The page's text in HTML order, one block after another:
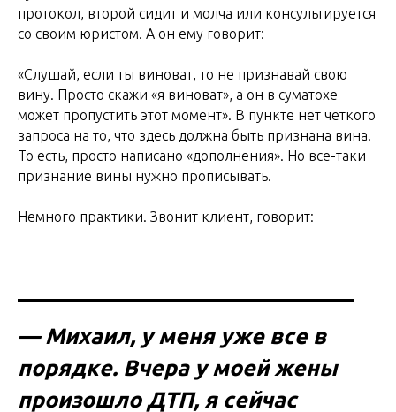
протокол, второй сидит и молча или консультируется
со своим юристом. А он ему говорит:
«Слушай, если ты виноват, то не признавай свою
вину. Просто скажи «я виноват», а он в суматохе
может пропустить этот момент». В пункте нет четкого
запроса на то, что здесь должна быть признана вина.
То есть, просто написано «дополнения». Но все-таки
признание вины нужно прописывать.
Немного практики. Звонит клиент, говорит:
— Михаил, у меня уже все в
порядке. Вчера у моей жены
произошло ДТП, я сейчас